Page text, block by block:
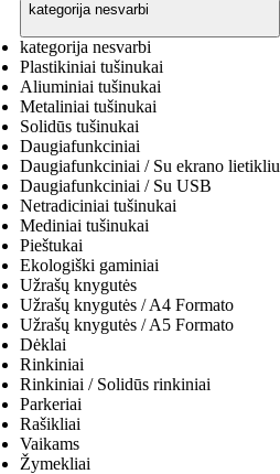
kategorija nesvarbi
kategorija nesvarbi
Plastikiniai tušinukai
Aliuminiai tušinukai
Metaliniai tušinukai
Solidūs tušinukai
Daugiafunkciniai
Daugiafunkciniai / Su ekrano lietikliu
Daugiafunkciniai / Su USB
Netradiciniai tušinukai
Mediniai tušinukai
Pieštukai
Ekologiški gaminiai
Užrašų knygutės
Užrašų knygutės / A4 Formato
Užrašų knygutės / A5 Formato
Dėklai
Rinkiniai
Rinkiniai / Solidūs rinkiniai
Parkeriai
Rašikliai
Vaikams
Žymekliai